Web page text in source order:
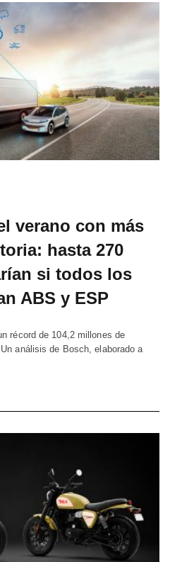
verano con más
hasta 270
si todos los
ABS y ESP
récord de 104,2 millones de
análisis de Bosch, elaborado a